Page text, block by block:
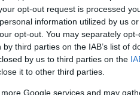
opt-out request is processed
information utilized by us
opt-out. You may separately
third parties on the IAB’s list of
by us to third parties on the
it to other third parties.
Google services and may
abusivo e
di circa300
di 5.000